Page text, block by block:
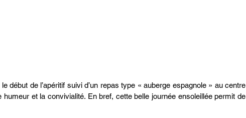
début de l’apéritif suivi d’un repas type « auberge espagnole » au centre
et la convivialité. En bref, cette belle journée ensoleillée permit de